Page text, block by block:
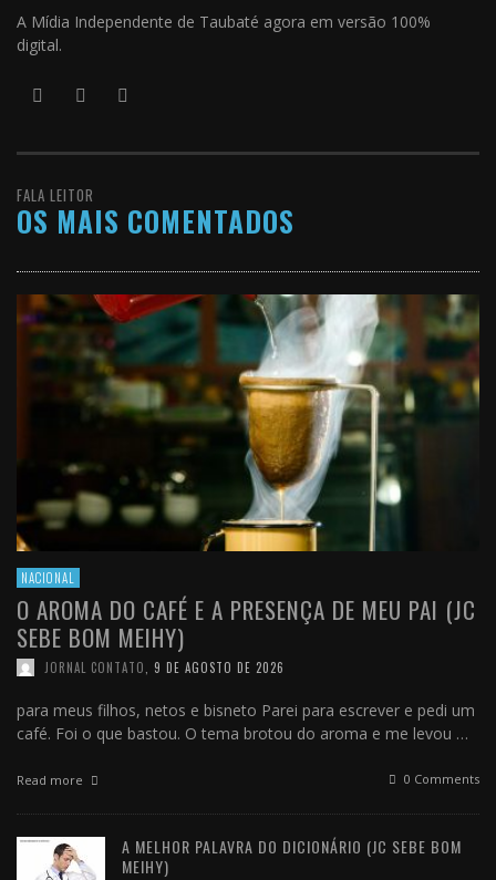
A Mídia Independente de Taubaté agora em versão 100%
digital.
FALA LEITOR
OS MAIS COMENTADOS
NACIONAL
O AROMA DO CAFÉ E A PRESENÇA DE MEU PAI (JC
SEBE BOM MEIHY)
JORNAL CONTATO 9 DE AGOSTO DE 2026
para meus filhos, netos e bisneto Parei para escrever e pedi um
café. Foi o que bastou. O tema brotou do aroma e me levou …
Read more 0 Comments
A MELHOR PALAVRA DO DICIONÁRIO (JC SEBE BOM
MEIHY)